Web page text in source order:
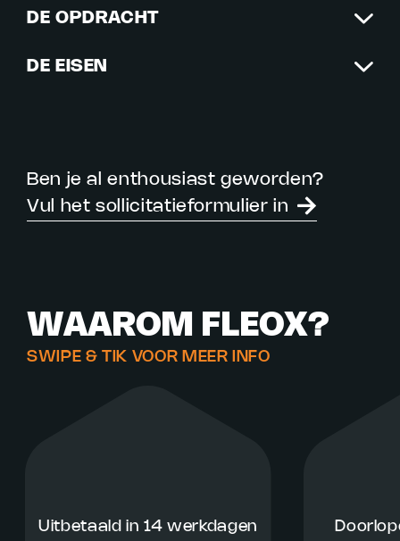
DE OPDRACHT
DE EISEN
Ben je al enthousiast geworden?
Vul het sollicitatieformulier in
WAAROM FLEOX?
SWIPE & TIK VOOR MEER INFO
Uitbetaald in 14 werkdagen